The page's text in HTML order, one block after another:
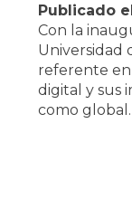
Publicado
Con la
Universidad
referente
digital y sus
como global.